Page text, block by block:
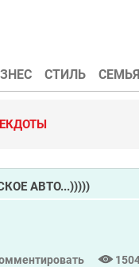
СТИЛЬ СЕМЬЯ
АВТО...)))))